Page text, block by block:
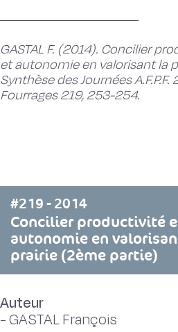
GASTAL F. (2014). Concilier
et autonomie en valorisant la
Synthèse des Journées A.F.P.F.
Fourrages 219, 253-254.
#219 - 2014
Concilier productivité
autonomie en
prairie (2ème partie)
Auteur
-GASTAL François